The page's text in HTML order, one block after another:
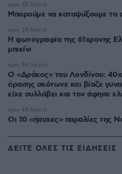
Μπορούμε να καταψύξουμε τα
πριν 32 λεπτά
Η φωτογραφία της 61χρονης
μπικίνι
πριν 34 λεπτά
Ο «Δράκος» του Λονδίνου:
όρασης σκότωνε και βίαζε
είχε συλλάβει και τον άφησε
πριν 40 λεπτά
Οι 10 «ήσυχες» παραλίες της
πριν 44 λεπτά
ΔΕΙΤΕ ΟΛΕΣ ΤΙΣ ΕΙΔΗΣΕΙΣ